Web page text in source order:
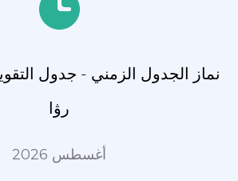
نماز الجدول الزمني - جدول
رۋا
أغسطس 2026